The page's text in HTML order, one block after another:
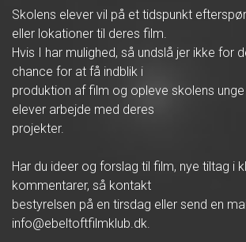
Skolens elever vil på et tidspunkt
eller lokationer til deres film.
Hvis I har mulighed, så undslå jer ikke for
chance for at få indblik i
produktion af film og opleve skolens
elever arbejde med deres
projekter.
Har du ideer og forslag til film, nye tiltag i
kommentarer, så kontakt
bestyrelsen på en tirsdag eller send en
info@ebeltoftfilmklub.dk.